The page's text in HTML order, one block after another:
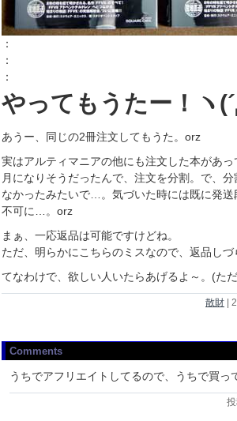
：
：
：
やってもうたー！ヽ
あうー、同じの2冊注文してもうた。orz
実はアルティマニアの他にも注文した本があ
月になりそうだったんで、注文を分割。で、
なかったみたいで…。気づいた時には既に発
不可に…。orz
まぁ、一応返品は可能ですけどね。
ただ、明らかにこちらのミスなので、返品し
てなわけで、欲しい人いたらあげるよ～。(た
散財
Comments
うちでアフリエイトしてるので、うちで買っ